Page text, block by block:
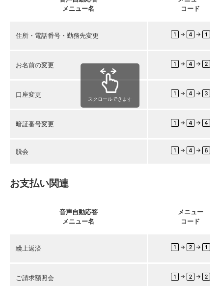
メニュー名
コード
住所・電話番号・勤務先変更
お名前の変更
口座変更
暗証番号変更
脱会
スクロールできます
お支払い関連
音声自動応答
メニュー名
メニュー
コード
繰上返済
ご請求額照会